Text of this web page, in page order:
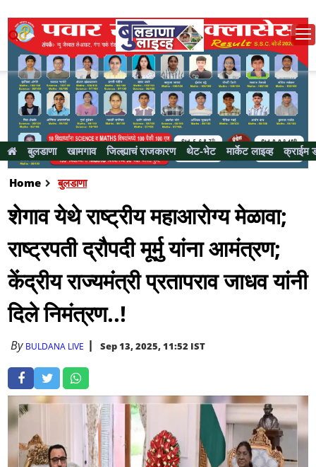
बुलडाणा खामगाव जिल्ह्याचं राजकारण थेट-भेट मार्केट लाइव्ह क्राईम
Home बुलडाणा
शेगाव येथे राष्ट्रीय महाआरोग्य मेळावा;
राष्ट्रपती द्रौपदी मूर्मु यांना आमंत्रण;
केंद्रीय राज्यमंत्री प्रतापराव जाधव यांनी
दिले निमंत्रण..!
By BULDANA LIVE Sep 13, 2025, 11:52 IST